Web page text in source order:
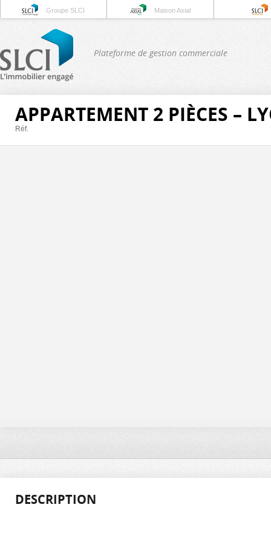
Groupe SLCI Maison Axial
Plateforme de gestion commerciale
APPARTEMENT 2 PIÈCES –
Réf.
DESCRIPTION